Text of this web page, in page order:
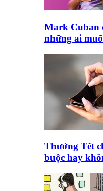
Mark Cuban
những ai
Thưởng Tết
buộc hay